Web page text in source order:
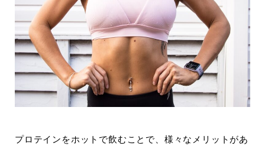
プロテインをホットで飲むことで、様々なメリットがあ